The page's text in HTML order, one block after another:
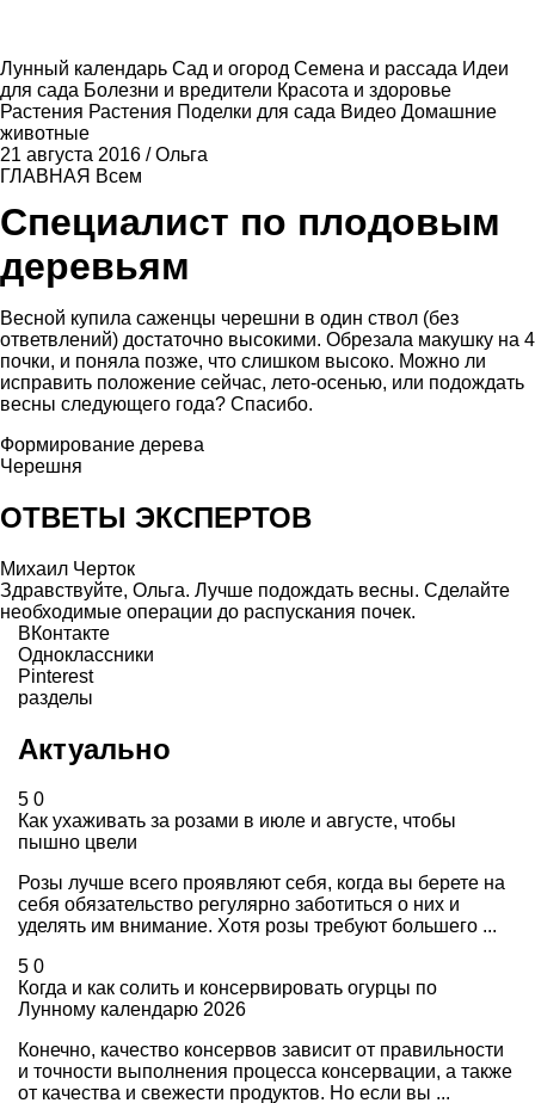
Лунный календарь Сад и огород Семена и рассада Идеи
для сада Болезни и вредители Красота и здоровье
Растения Растения Поделки для сада Видео Домашние
животные
21 августа 2016 /Ольга
ГЛАВНАЯ Всем
Специалист по плодовым
деревьям
Весной купила саженцы черешни в один ствол (без
ответвлений) достаточно высокими. Обрезала макушку на 4
почки, и поняла позже, что слишком высоко. Можно ли
исправить положение сейчас, лето-осенью, или подождать
весны следующего года? Спасибо.
Формирование дерева
Черешня
ОТВЕТЫ ЭКСПЕРТОВ
Михаил Черток
Здравствуйте, Ольга. Лучше подождать весны. Сделайте
необходимые операции до распускания почек.
ВКонтакте
Одноклассники
Pinterest
разделы
Актуально
5 0
Как ухаживать за розами в июле и августе, чтобы
пышно цвели
Розы лучше всего проявляют себя, когда вы берете на
себя обязательство регулярно заботиться о них и
уделять им внимание. Хотя розы требуют большего ...
5 0
Когда и как солить и консервировать огурцы по
Лунному календарю 2026
Конечно, качество консервов зависит от правильности
и точности выполнения процесса консервации, а также
от качества и свежести продуктов. Но если вы ...